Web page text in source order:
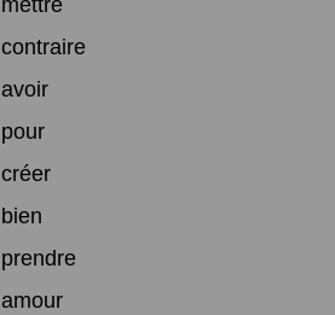
contraire
avoir
pour
créer
bien
prendre
amour